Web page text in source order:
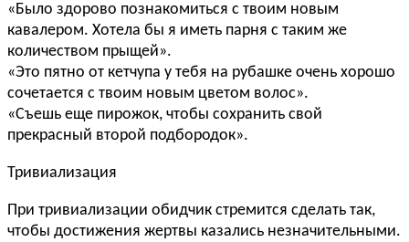
«Было здорово познакомиться с твоим новым
кавалером. Хотела бы я иметь парня с таким же
количеством прыщей».
«Это пятно от кетчупа у тебя на рубашке очень хорошо
сочетается с твоим новым цветом волос».
«Съешь еще пирожок, чтобы сохранить свой
прекрасный второй подбородок».
Тривиализация
При тривиализации обидчик стремится сделать так,
чтобы достижения жертвы казались незначительными.